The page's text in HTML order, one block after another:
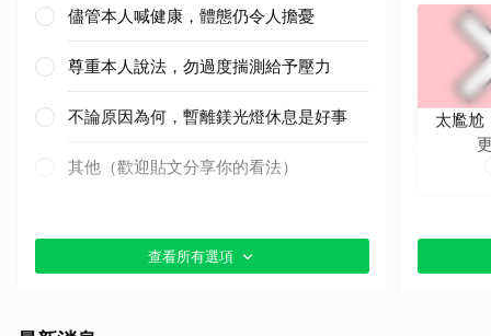
儘管本人喊健康，體態仍令人擔憂
尊重本人說法，勿過度揣測給予壓力
不論原因為何，暫離鎂光燈休息是好事
其他（歡迎貼文分享你的看法）
查看所有選項
太尷尬